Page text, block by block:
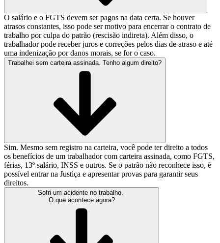
O salário e o FGTS devem ser pagos na data certa. Se houver
atrasos constantes, isso pode ser motivo para encerrar o contrato de
trabalho por culpa do patrão (rescisão indireta). Além disso, o
trabalhador pode receber juros e correções pelos dias de atraso e até
uma indenização por danos morais, se for o caso.
Trabalhei sem carteira assinada. Tenho algum direito?
Sim. Mesmo sem registro na carteira, você pode ter direito a todos
os benefícios de um trabalhador com carteira assinada, como FGTS,
férias, 13º salário, INSS e outros. Se o patrão não reconhece isso, é
possível entrar na Justiça e apresentar provas para garantir seus
direitos.
Sofri um acidente no trabalho.
O que acontece agora?